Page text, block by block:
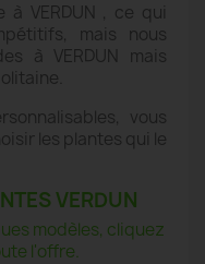
VERDUN , ce qui
mais nous
à VERDUN mais
vous
les plantes qui le
VERDUN
modèles, cliquez
l'offre.